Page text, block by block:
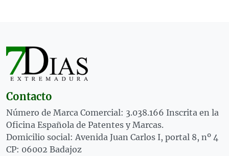
Contacto
Número de Marca Comercial: 3.038.166 Inscrita en la
Oficina Española de Patentes y Marcas.
Domicilio social: Avenida Juan Carlos I, portal 8, nº 4
CP: 06002 Badajoz